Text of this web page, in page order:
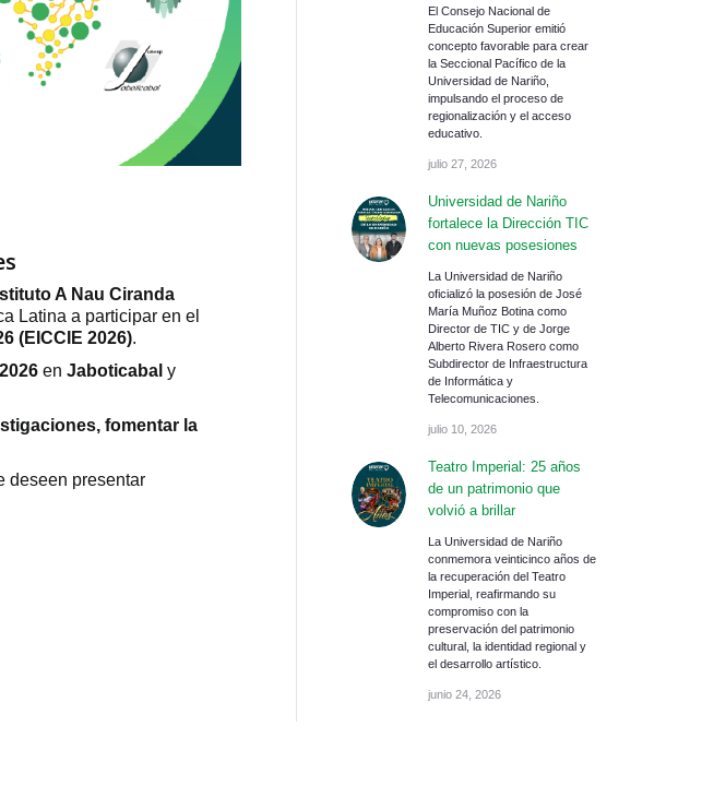
A Nau Ciranda
Latina a participar en el
(EICCIE 2026).
enJaboticabal y
fomentar la
deseen presentar
El Consejo Nacional de
Educación Superior emitió
concepto favorable para crear
la Seccional Pacífico de la
Universidad de Nariño,
impulsando el proceso de
regionalización y el acceso
educativo.
julio 27, 2026
Universidad de Nariño
fortalece la Dirección TIC
con nuevas posesiones
La Universidad de Nariño
oficializó la posesión de José
María Muñoz Botina como
Director de TIC y de Jorge
Alberto Rivera Rosero como
Subdirector de Infraestructura
de Informática y
Telecomunicaciones.
julio 10, 2026
Teatro Imperial: 25 años
de un patrimonio que
volvió a brillar
La Universidad de Nariño
conmemora veinticinco años de
la recuperación del Teatro
Imperial, reafirmando su
compromiso con la
preservación del patrimonio
cultural, la identidad regional y
el desarrollo artístico.
junio 24, 2026